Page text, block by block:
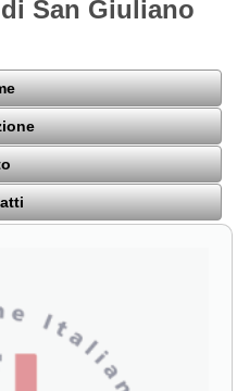
San Giuliano